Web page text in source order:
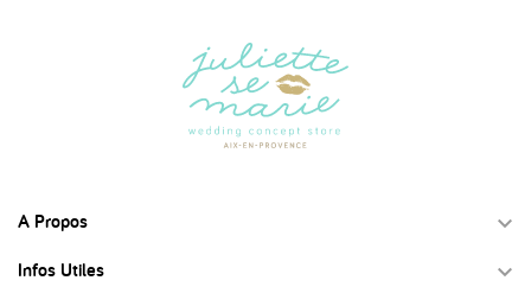
A Propos 
Infos Utiles 